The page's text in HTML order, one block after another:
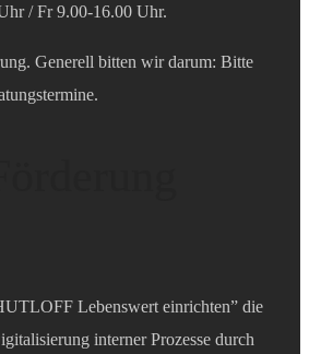
/Fr 9.00-16.00 Uhr.
Generell bitten wir darum: Bitte
Lebenswert einrichten” die
interner Prozesse durch